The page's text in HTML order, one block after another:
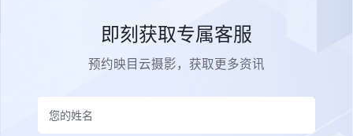
即刻获取专属客服
预约映目云摄影，获取更多资讯